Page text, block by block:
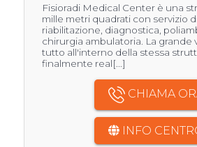
Fisioradi Medical Center è una
mille metri quadrati con servizio
riabilitazione, diagnostica,
chirurgia ambulatoria. La grande
tutto all'interno della stessa
finalmente real[...]
CHIAMA
INFO